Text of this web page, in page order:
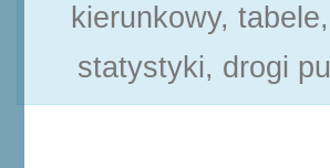
kierunkowy,
statystyki, drogi